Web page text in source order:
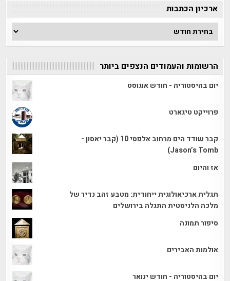
ארכיון הכתבות
ארכיון
הכתבות
הרשומות והעמודים הנצפים ביותר
יום בהיסטוריה - חודש אוגוסט
פרוייקט טיגארט
קבר שודד הים מרחוב אלפסי 10 (קבר יאסון -
Jason’s Tomb)
אז והיום
תגלית ארכיאולוגית ייחודית: מטבע זהב נדיר של
מלכה הלניסטית התגלה בירושלים
סיפור תמונה
אולמות האבירים
יום בהיסטוריה - חודש ינואר